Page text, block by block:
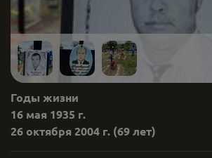
Годы жизни
16 мая 1935 г.
26 октября 2004 г. (69 лет)